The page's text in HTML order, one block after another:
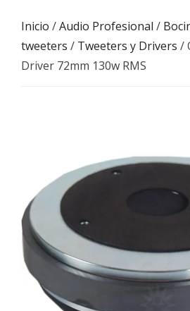
Inicio /Audio Profesional /
tweeters / Tweeters y Drivers /
Driver 72mm 130w RMS